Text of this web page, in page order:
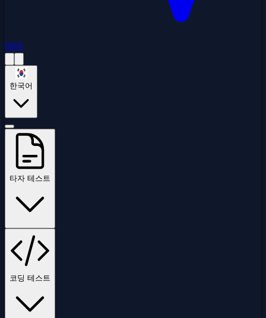
테마
한국어
타자 테스트
코딩 테스트